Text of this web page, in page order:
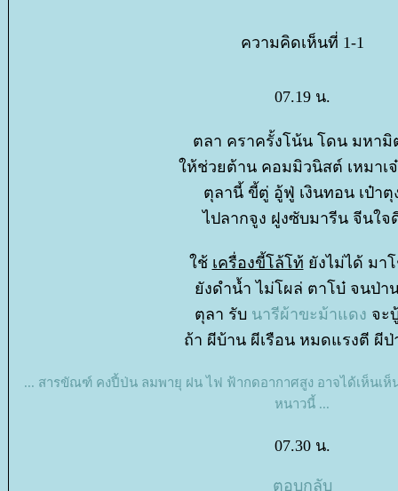
ความคิดเห็นที่ 1-1
07.19 น.
ตลา คราครั้งโน้น โดน มหามิ
ห้ช่วยต้าน คอมมิวนิสต์ เหมาเ
ตุลานี้ ขี้ตู่ อู้ฟู่ เงินทอน เป๋าตุ
ไปลากจูง ฝูงซับมารีน จีนใจ
ช้ เครื่องขี้โล้โท้ งไม่ได้ มา
งดำน้ำ ไม่โผล่ ตาโบ๋ จนป่า
ตุลา รับ นารีผ้าขะม้าแดง จะ
ถ้า ผีบ้าน ผีเรือน หมดแรงตี ผีป่
... สารขัณฑ์ คงปี้ป่น ลมพายุ ฝน ไฟ ฟ้ากดอากาศสูง อาจได้เห็นเห็
หนาวนี้ ...
07.30 น.
ตอบกลับ